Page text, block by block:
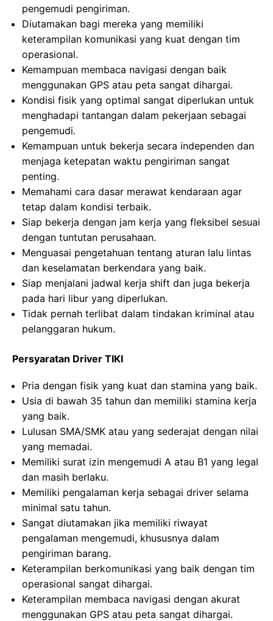
pengemudi pengiriman.
Diutamakan bagi mereka yang memiliki
keterampilan komunikasi yang kuat dengan tim
operasional.
Kemampuan membaca navigasi dengan baik
menggunakan GPS atau peta sangat dihargai.
Kondisi fisik yang optimal sangat diperlukan untuk
menghadapi tantangan dalam pekerjaan sebagai
pengemudi.
Kemampuan untuk bekerja secara independen dan
menjaga ketepatan waktu pengiriman sangat
penting.
Memahami cara dasar merawat kendaraan agar
tetap dalam kondisi terbaik.
Siap bekerja dengan jam kerja yang fleksibel sesuai
dengan tuntutan perusahaan.
Menguasai pengetahuan tentang aturan lalu lintas
dan keselamatan berkendara yang baik.
Siap menjalani jadwal kerja shift dan juga bekerja
pada hari libur yang diperlukan.
Tidak pernah terlibat dalam tindakan kriminal atau
pelanggaran hukum.
Persyaratan Driver TIKI
Pria dengan fisik yang kuat dan stamina yang baik.
Usia di bawah 35 tahun dan memiliki stamina kerja
yang baik.
Lulusan SMA/SMK atau yang sederajat dengan nilai
yang memadai.
Memiliki surat izin mengemudi A atau B1 yang legal
dan masih berlaku.
Memiliki pengalaman kerja sebagai driver selama
minimal satu tahun.
Sangat diutamakan jika memiliki riwayat
pengalaman mengemudi, khususnya dalam
pengiriman barang.
Keterampilan berkomunikasi yang baik dengan tim
operasional sangat dihargai.
Keterampilan membaca navigasi dengan akurat
menggunakan GPS atau peta sangat dihargai.